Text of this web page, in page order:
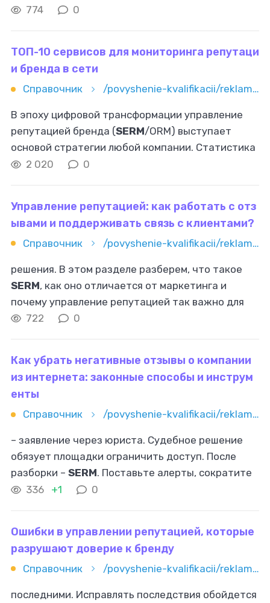
общественного мнения о бренде, компании или
774 0
ТОП-10 сервисов для мониторинга репутаци
и бренда в сети
Справочник /povyshenie-kvalifikacii/reklama-i-marketing/serm/top-10-servisov-dlya-monitoringa-reputacii-brenda-v-seti
В эпоху цифровой трансформации управление
репутацией бренда (SERM/ORM) выступает
основой стратегии любой компании. Статистика
показывает, что 70% потребителей
2 020 0
Управление репутацией: как работать с отз
ывами и поддерживать связь с клиентами?
Справочник /povyshenie-kvalifikacii/reklama-i-marketing/serm/upravlenie-reputaciey-kak-rabotat-s-otzyvami-i-podderjivat-svyaz
решения. В этом разделе разберем, что такое
SERM, как оно отличается от маркетинга и
почему управление репутацией так важно для
успеха компании. Что такое
722 0
Как убрать негативные отзывы о компании
из интернета: законные способы и инструм
енты
Справочник /povyshenie-kvalifikacii/reklama-i-marketing/serm/kak-ubrat-negativnye-otzyvy-o-kompanii-iz-interneta-zakonnye-spo
– заявление через юриста. Судебное решение
обязует площадки ограничить доступ. После
разборки – SERM. Поставьте алерты, сократите
SLA ответа, соберите честные положительные
336 +1 0
Ошибки в управлении репутацией, которые
разрушают доверие к бренду
Справочник /povyshenie-kvalifikacii/reklama-i-marketing/serm/oshibki-v-upravlenii-reputaciey-kotorye-razrushayut-doverie-k-br
последними. Исправлять последствия обойдется